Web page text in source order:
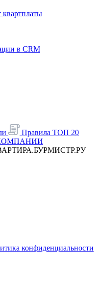
в CRM
Правила ТОП 20
конфиденциальности